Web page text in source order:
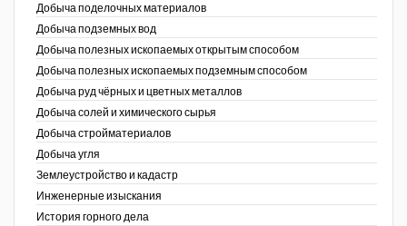
Добыча поделочных материалов
Добыча подземных вод
Добыча полезных ископаемых открытым способом
Добыча полезных ископаемых подземным способом
Добыча руд чёрных и цветных металлов
Добыча солей и химического сырья
Добыча стройматериалов
Добыча угля
Землеустройство и кадастр
Инженерные изыскания
История горного дела
распределение
Coal People Magazine
PWC